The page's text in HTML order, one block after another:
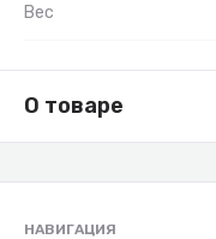
Вес
О товаре
НАВИГАЦИЯ